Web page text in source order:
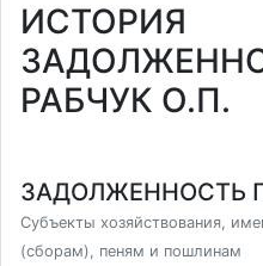
ИСТОРИЯ
РАБЧУК О.П.
ЗАДОЛЖЕННОСТЬ
Субъекты хозяйствования,
(сборам), пеням и пошлинам